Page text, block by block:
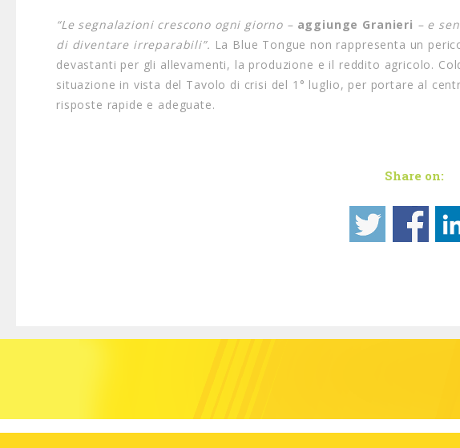
“Le segnalazioni crescono ogni giorno – aggiunge Granieri – e
di diventare irreparabili”. La Blue Tongue non rappresenta un
devastanti per gli allevamenti, la produzione e il reddito agricolo.
situazione in vista del Tavolo di crisi del 1° luglio, per portare al
risposte rapide e adeguate.
Share on: